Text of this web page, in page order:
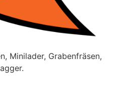
Minilader, Grabenfräsen,